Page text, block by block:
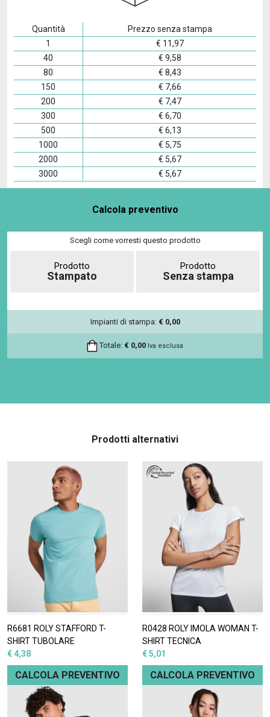
Quantità
Prezzo senza stampa
1
€ 11,97
40
€ 9,58
80
€ 8,43
150
€ 7,66
200
€ 7,47
300
€ 6,70
500
€ 6,13
1000
€ 5,75
2000
€ 5,67
3000
€ 5,67
Calcola preventivo
Scegli come vorresti questo prodotto
Prodotto
Stampato
Prodotto
Senza stampa
Impianti di stampa: € 0,00
Totale: € 0,00 Iva esclusa
Prodotti alternativi
R6681 ROLY STAFFORD T-
SHIRT TUBOLARE
€ 4,38
CALCOLA PREVENTIVO
R0428 ROLY IMOLA WOMAN T-
SHIRT TECNICA
€ 5,01
CALCOLA PREVENTIVO